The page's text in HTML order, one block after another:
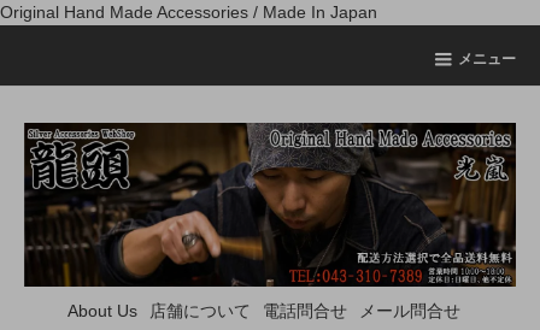
Original Hand Made Accessories / Made In Japan
メニュー
About Us 店舗について 電話問合せ メール問合せ